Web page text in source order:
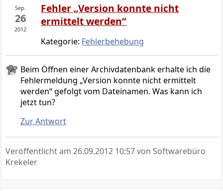
Sep.
26
2012
Fehler „Version konnte nicht
ermittelt werden“
Kategorie: Fehlerbehebung
Beim Öffnen einer Archivdatenbank erhalte ich die
Fehlermeldung „Version konnte nicht ermittelt
werden“ gefolgt vom Dateinamen. Was kann ich
jetzt tun?
Zur Antwort
Veröffentlicht am 26.09.2012 10:57von Softwarebüro
Krekeler